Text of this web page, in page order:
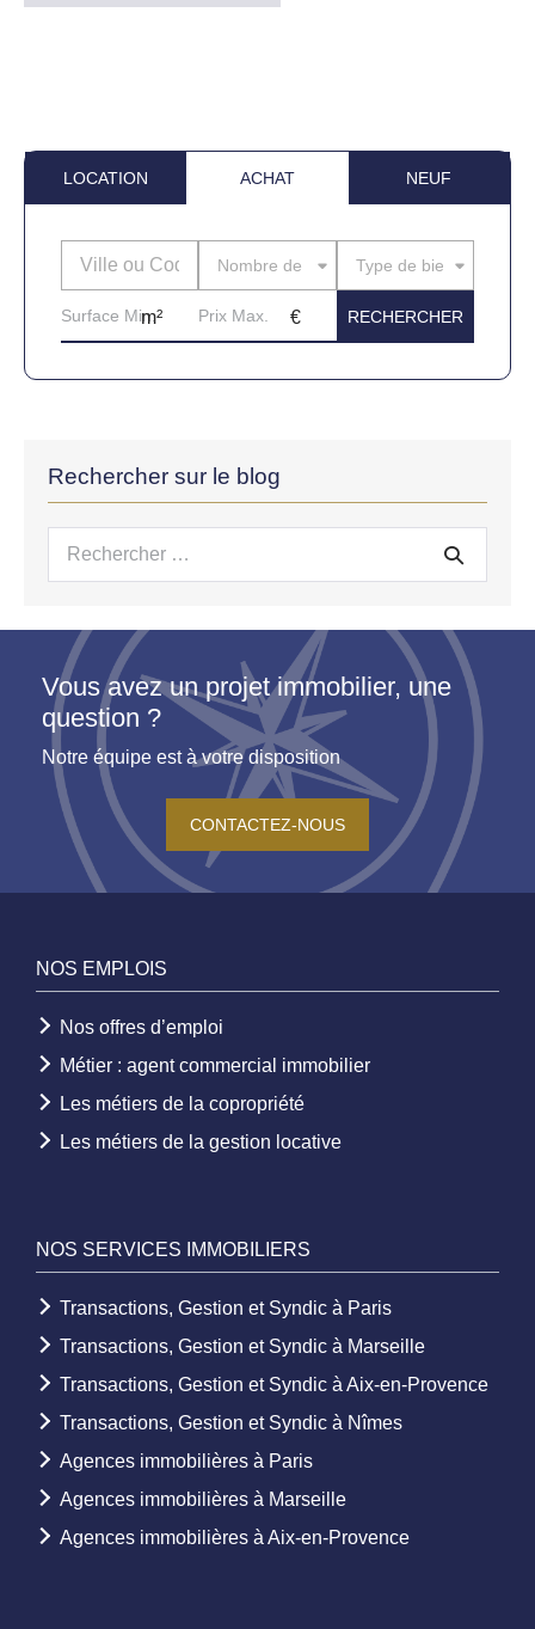
LOCATION ACHAT NEUF
Nombre de piècesType de bien
Rechercher sur le blog
Recherche
Vous avez un projet immobilier, une
question ?
Notre équipe est à votre disposition
CONTACTEZ-NOUS
NOS EMPLOIS
Nos offres d’emploi
Métier : agent commercial immobilier
Les métiers de la copropriété
Les métiers de la gestion locative
NOS SERVICES IMMOBILIERS
Transactions, Gestion et Syndic à Paris
Transactions, Gestion et Syndic à Marseille
Transactions, Gestion et Syndic à Aix-en-Provence
Transactions, Gestion et Syndic à Nîmes
Agences immobilières à Paris
Agences immobilières à Marseille
Agences immobilières à Aix-en-Provence